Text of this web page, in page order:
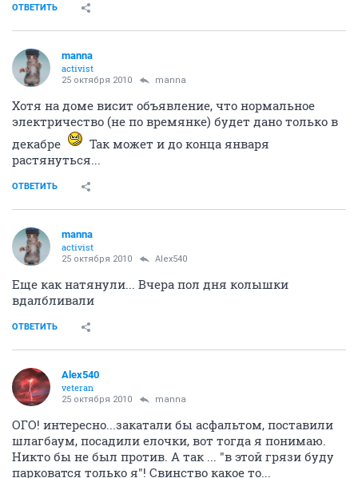
ОТВЕТИТЬ
manna
activist
25 октября 2010 manna
Хотя на доме висит объявление, что нормальное
электричество (не по времянке) будет дано только в
декабре
Так может и до конца января
растянуться...
ОТВЕТИТЬ
manna
activist
25 октября 2010 Alex540
Еще как натянули... Вчера пол дня колышки
вдалбливали
ОТВЕТИТЬ
Alex540
veteran
25 октября 2010 manna
ОГО! интересно...закатали бы асфальтом, поставили
шлагбаум, посадили елочки, вот тогда я понимаю.
Никто бы не был против. А так ... "в этой грязи буду
парковатся только я"! Свинство какое то...